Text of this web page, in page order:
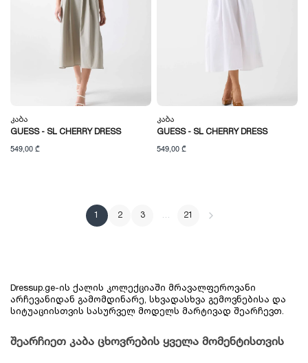
Კაბა
GUESS - SL CHERRY DRESS
549,00 ₾
Კაბა
GUESS - SL CHERRY DRESS
549,00 ₾
1 2 3 … 21
Dressup.ge-ის ქალის კოლექციაში მრავალფეროვანი
არჩევანიდან გამომდინარე, სხვადასხვა გემოვნებისა და
სიტუაციისთვის სასურველ მოდელს მარტივად შეარჩევთ.
შეარჩიეთ კაბა ცხოვრების ყველა მომენტისთვის